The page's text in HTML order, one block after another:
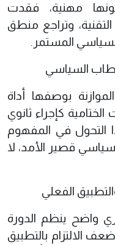
مهنية، فقدت
وتراجع منطق
المستمر.
السياسي
بوصفها أداة
الختامية كإجراء ثانوي
التحول في المفهوم
قصير الأمد، لا
الفعلي
واضح ينظم الدورة
الالتزام بالتطبيق